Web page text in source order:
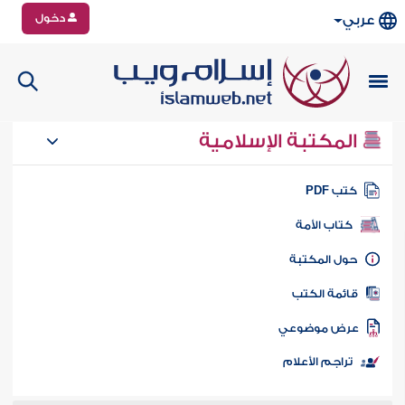
عربي دخول
المكتبة الإسلامية
كتب PDF
كتاب الأمة
المكتبة
الكتب
موضوعي